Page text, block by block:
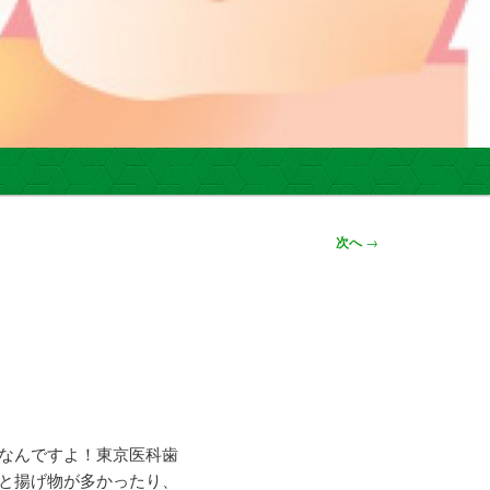
次へ→
んですよ！東京医科歯
げ物が多かったり、